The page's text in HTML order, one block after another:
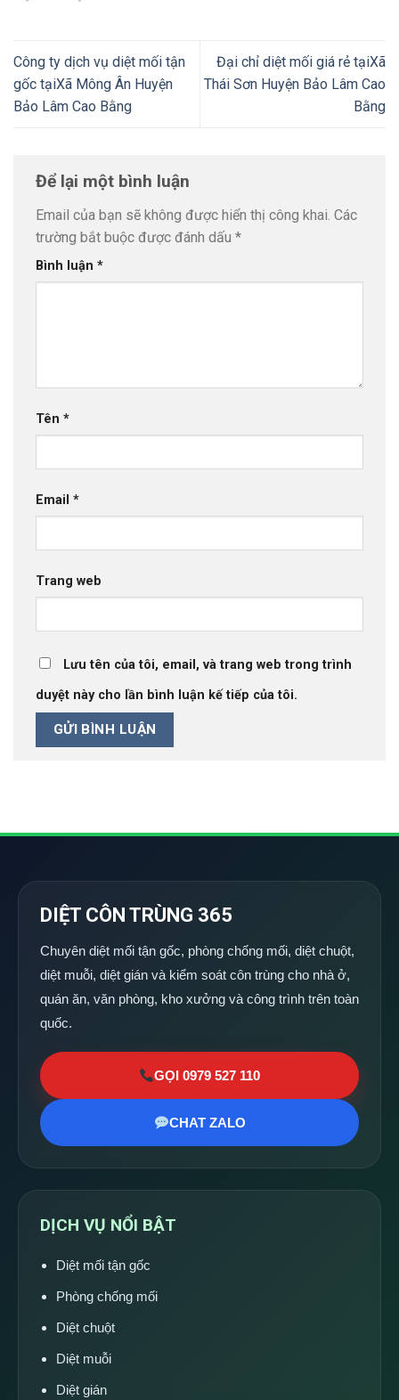
Công ty dịch vụ diệt mối tận
gốc tạiXã Mông Ân Huyện
Bảo Lâm Cao Bằng
Đại chỉ diệt mối giá rẻ tạiXã
Thái Sơn Huyện Bảo Lâm Cao
Bằng
Để lại một bình luận
Email của bạn sẽ không được hiển thị công khai. Các
trường bắt buộc được đánh dấu *
Bình luận *
Tên *
Email *
Trang web
Lưu tên của tôi, email, và trang web trong trình
duyệt này cho lần bình luận kế tiếp của tôi.
DIỆT CÔN TRÙNG 365
Chuyên diệt mối tận gốc, phòng chống mối, diệt chuột,
diệt muỗi, diệt gián và kiểm soát côn trùng cho nhà ở,
quán ăn, văn phòng, kho xưởng và công trình trên toàn
quốc.
GỌI 0979 527 110
CHAT ZALO
DỊCH VỤ NỔI BẬT
Diệt mối tận gốc
Phòng chống mối
Diệt chuột
Diệt muỗi
Diệt gián